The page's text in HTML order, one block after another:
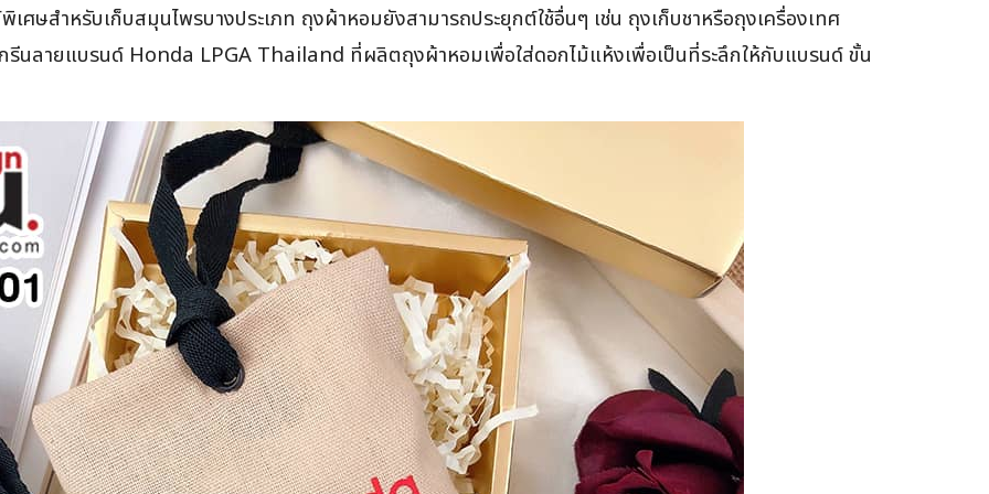
ษสำหรับเก็บสมุนไพรบางประเภท ถุงผ้าหอมยังสามารถประยุกต์ใช้อื่นๆ เช่น ถุงเก็บชาหรือถุงเครื่องเทศ
นลายแบรนด์ Honda LPGA Thailand ที่ผลิตถุงผ้าหอมเพื่อใส่ดอกไม้แห้งเพื่อเป็นที่ระลึกให้กับแบรนด์ ขั้น